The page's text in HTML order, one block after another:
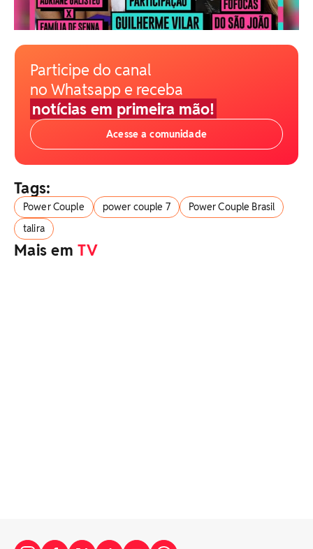
Participe do canal
no Whatsapp e receba
notícias em primeira mão!
Acesse a comunidade
Tags:
Power Couple power couple 7
Power Couple Brasil
talira
Mais emTV